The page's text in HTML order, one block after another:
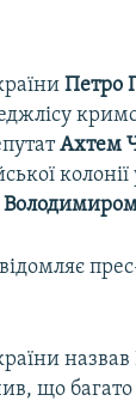
Петро
Ахтем
що багато